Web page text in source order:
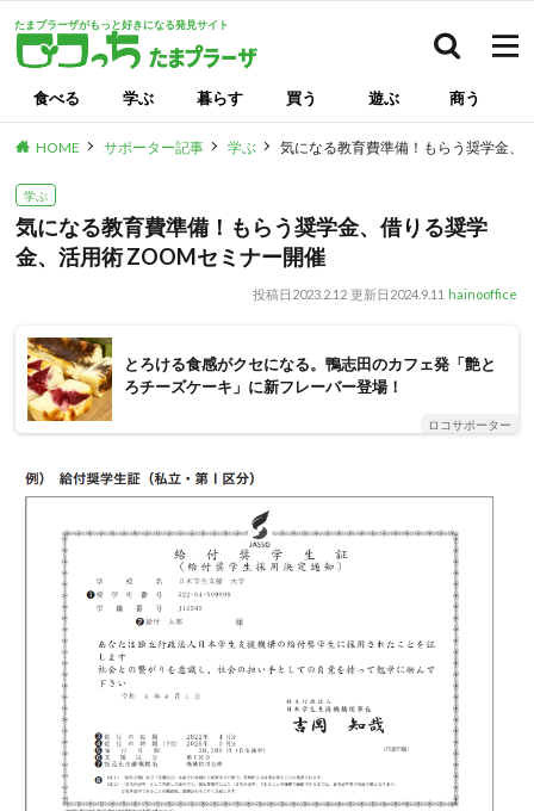
たまプラーザがもっと好きになる発見サイト
食べる 学ぶ 暮らす 買う 遊ぶ 商う
HOME サポーター記事 学ぶ 気になる教育費準備！もらう奨学金、
学ぶ
気になる教育費準備！もらう奨学金、借りる奨学
金、活用術 ZOOMセミナー開催
投稿日 2023.2.12 更新日 2024.9.11 hainooffice
とろける食感がクセになる。鴨志田のカフェ発「艶と
ろチーズケーキ」に新フレーバー登場！
ロコサポーター